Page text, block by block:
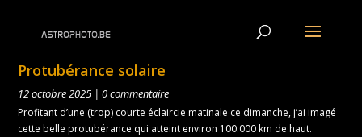
Protubérance solaire
12 octobre 2025 |0 commentaire
Profitant d’une (trop) courte éclaircie matinale ce dimanche, j’ai imagé
cette belle protubérance qui atteint environ 100.000 km de haut.